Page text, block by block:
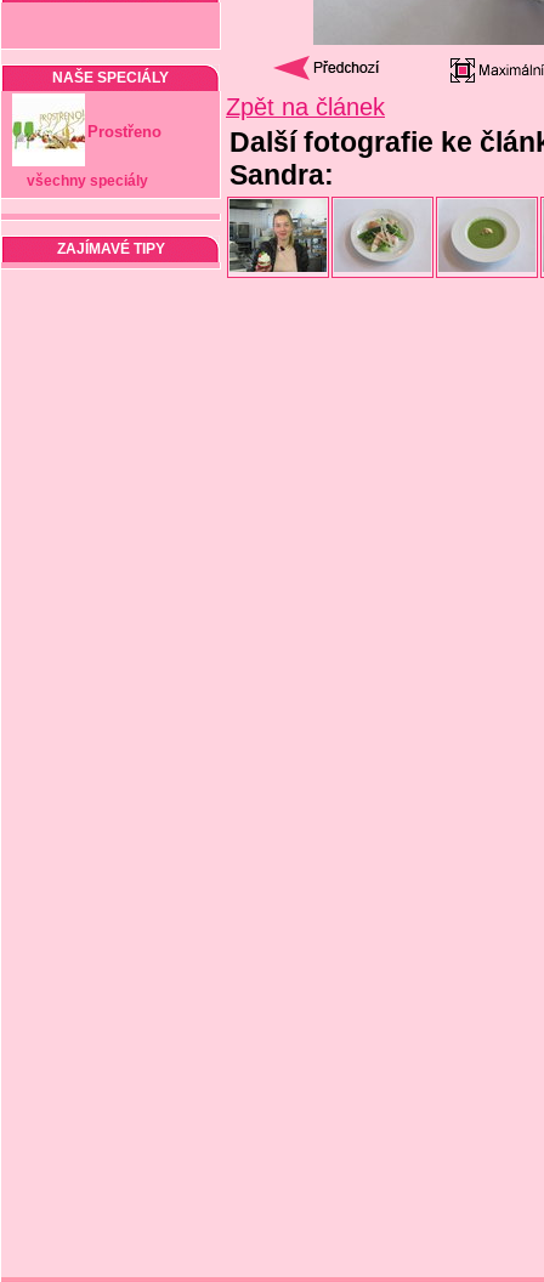
NAŠE SPECIÁLY
Prostřeno
všechny speciály
ZAJÍMAVÉ TIPY
Zpět na článek
Další fotografie ke
Sandra: